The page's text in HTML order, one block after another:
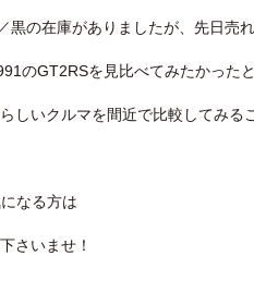
黒の在庫がありましたが、先日売
のGT2RSを見比べてみたかった
しいクルマを間近で比較してみ
なる方は
さいませ！